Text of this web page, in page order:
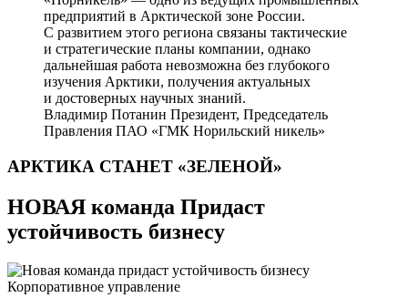
предприятий в Арктической зоне России.
С развитием этого региона связаны тактические
и стратегические планы компании, однако
дальнейшая работа невозможна без глубокого
изучения Арктики, получения актуальных
и достоверных научных знаний.
Владимир Потанин Президент, Председатель
Правления ПАО «ГМК Норильский никель»
АРКТИКА СТАНЕТ «ЗЕЛЕНОЙ»
НОВАЯ команда Придаст
устойчивость бизнесу
Корпоративное управление